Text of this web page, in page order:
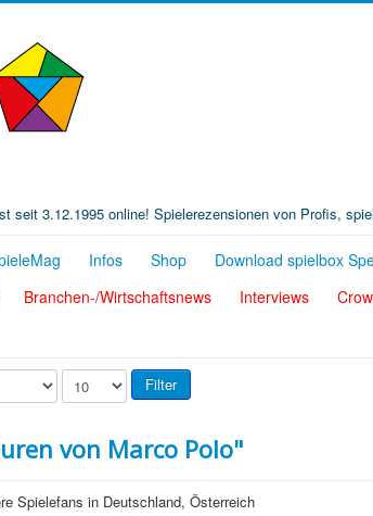
3.12.1995 online! Spielerezensionen von Profis,
Infos Shop Download spielbox
Branchen-/Wirtschaftsnews Interviews
Filter
von Marco Polo"
Spielefans in Deutschland, Österreich